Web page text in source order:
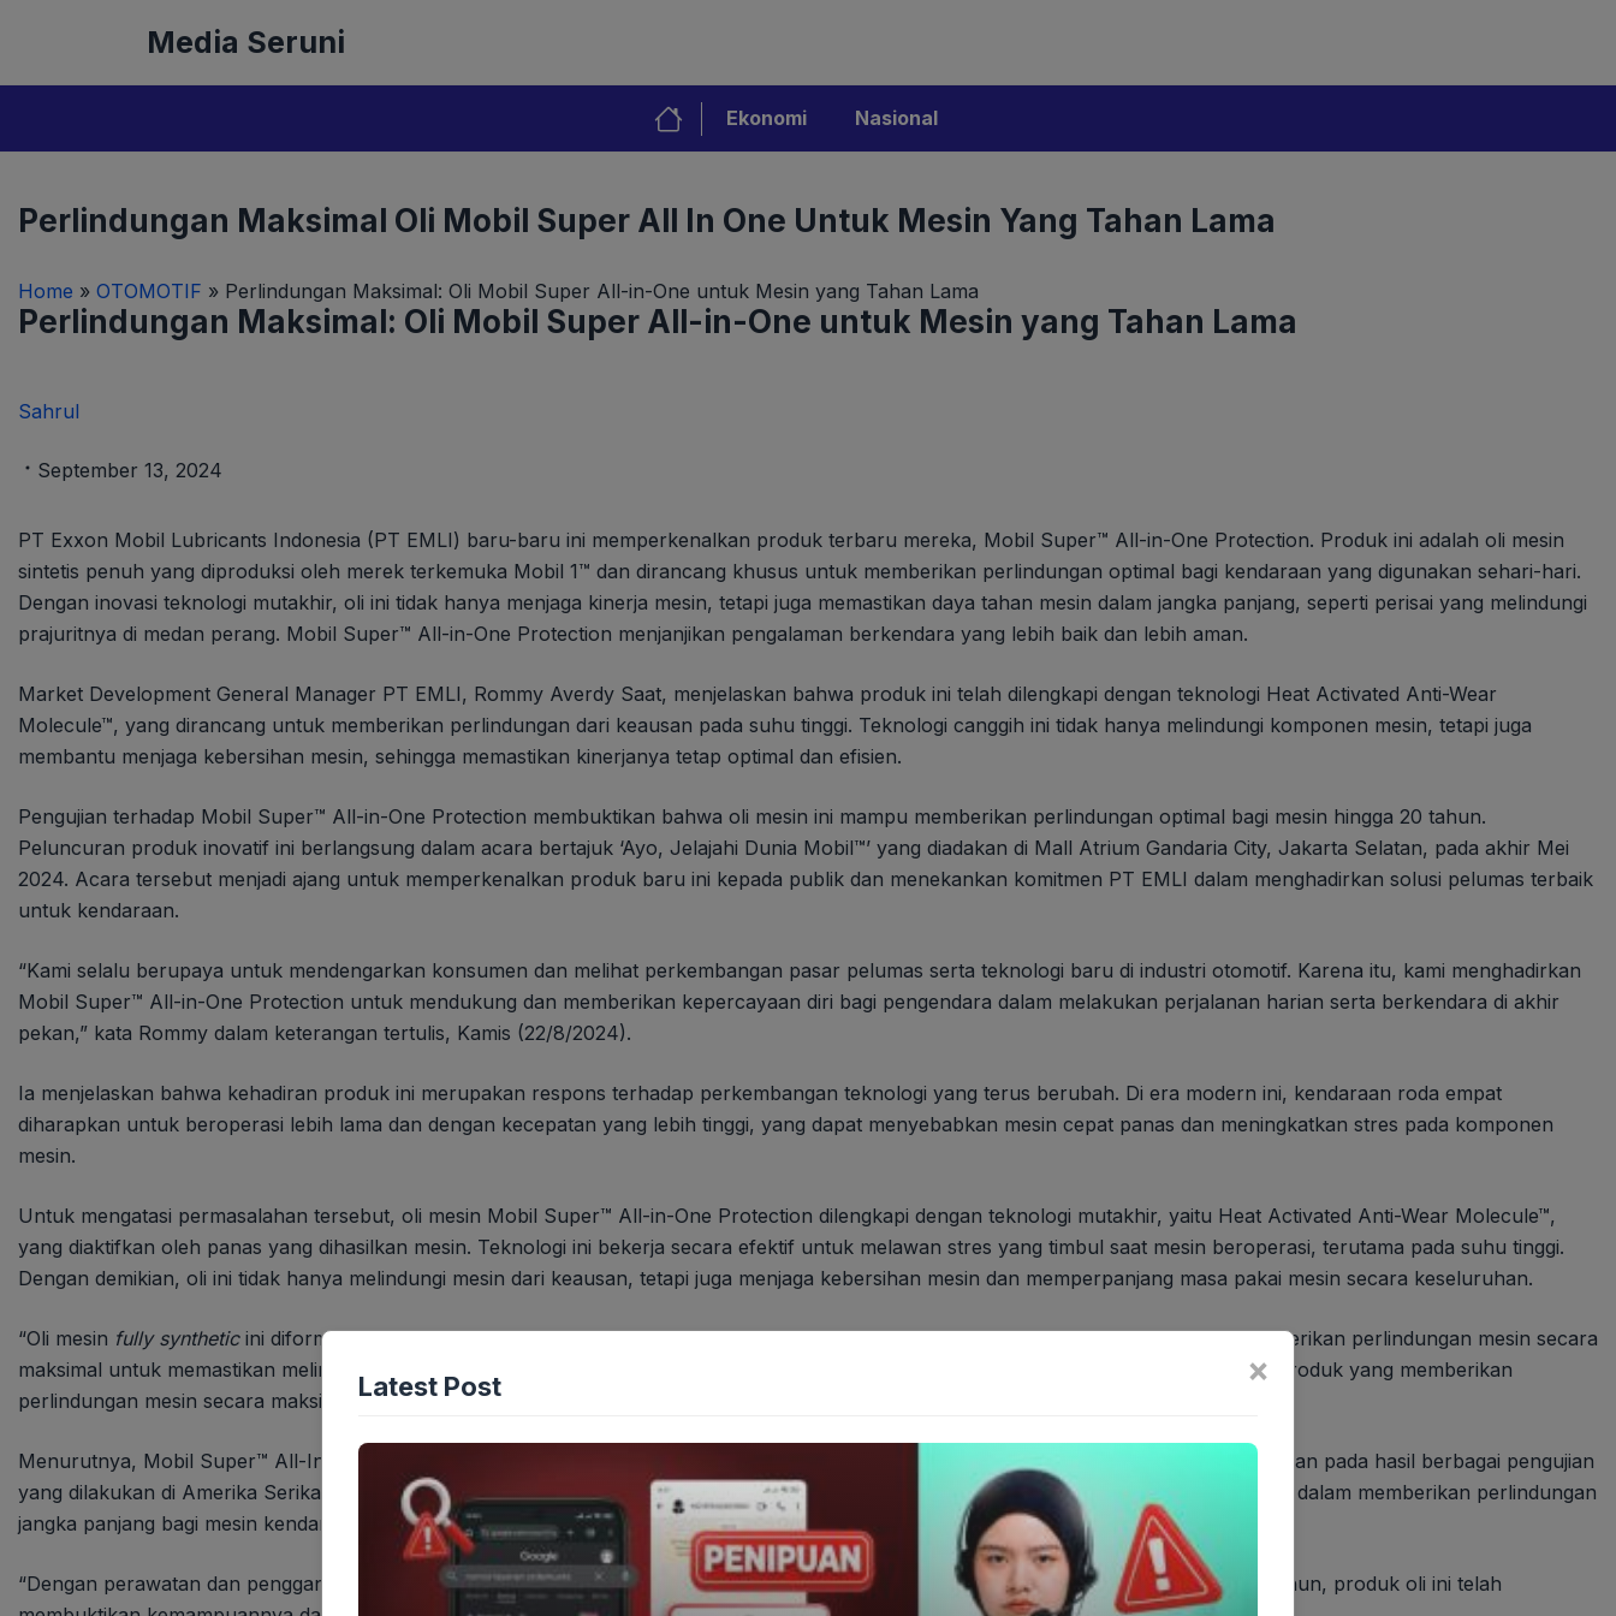
Media Seruni
Ekonomi Nasional
Perlindungan Maksimal Oli Mobil Super All In One Untuk Mesin Yang Tahan Lama
Home » OTOMOTIF » Perlindungan Maksimal: Oli Mobil Super All-in-One untuk Mesin yang Tahan Lama
Perlindungan Maksimal: Oli Mobil Super All-in-One untuk Mesin yang Tahan Lama
Sahrul
September 13, 2024
PT Exxon Mobil Lubricants Indonesia (PT EMLI) baru-baru ini memperkenalkan produk terbaru mereka, Mobil Super™ All-in-One Protection. Produk ini adalah oli mesin
sintetis penuh yang diproduksi oleh merek terkemuka Mobil 1™ dan dirancang khusus untuk memberikan perlindungan optimal bagi kendaraan yang digunakan sehari-hari.
Dengan inovasi teknologi mutakhir, oli ini tidak hanya menjaga kinerja mesin, tetapi juga memastikan daya tahan mesin dalam jangka panjang, seperti perisai yang melindungi
prajuritnya di medan perang. Mobil Super™ All-in-One Protection menjanjikan pengalaman berkendara yang lebih baik dan lebih aman.
Market Development General Manager PT EMLI, Rommy Averdy Saat, menjelaskan bahwa produk ini telah dilengkapi dengan teknologi Heat Activated Anti-Wear
Molecule™, yang dirancang untuk memberikan perlindungan dari keausan pada suhu tinggi. Teknologi canggih ini tidak hanya melindungi komponen mesin, tetapi juga
membantu menjaga kebersihan mesin, sehingga memastikan kinerjanya tetap optimal dan efisien.
Pengujian terhadap Mobil Super™ All-in-One Protection membuktikan bahwa oli mesin ini mampu memberikan perlindungan optimal bagi mesin hingga 20 tahun.
Peluncuran produk inovatif ini berlangsung dalam acara bertajuk ‘Ayo, Jelajahi Dunia Mobil™’ yang diadakan di Mall Atrium Gandaria City, Jakarta Selatan, pada akhir Mei
2024. Acara tersebut menjadi ajang untuk memperkenalkan produk baru ini kepada publik dan menekankan komitmen PT EMLI dalam menghadirkan solusi pelumas terbaik
untuk kendaraan.
“Kami selalu berupaya untuk mendengarkan konsumen dan melihat perkembangan pasar pelumas serta teknologi baru di industri otomotif. Karena itu, kami menghadirkan
Mobil Super™ All-in-One Protection untuk mendukung dan memberikan kepercayaan diri bagi pengendara dalam melakukan perjalanan harian serta berkendara di akhir
pekan,” kata Rommy dalam keterangan tertulis, Kamis (22/8/2024).
Ia menjelaskan bahwa kehadiran produk ini merupakan respons terhadap perkembangan teknologi yang terus berubah. Di era modern ini, kendaraan roda empat
diharapkan untuk beroperasi lebih lama dan dengan kecepatan yang lebih tinggi, yang dapat menyebabkan mesin cepat panas dan meningkatkan stres pada komponen
mesin.
Untuk mengatasi permasalahan tersebut, oli mesin Mobil Super™ All-in-One Protection dilengkapi dengan teknologi mutakhir, yaitu Heat Activated Anti-Wear Molecule™,
yang diaktifkan oleh panas yang dihasilkan mesin. Teknologi ini bekerja secara efektif untuk melawan stres yang timbul saat mesin beroperasi, terutama pada suhu tinggi.
Dengan demikian, oli ini tidak hanya melindungi mesin dari keausan, tetapi juga menjaga kebersihan mesin dan memperpanjang masa pakai mesin secara keseluruhan.
“Oli mesin fully synthetic ini diformulasikan untuk melindungi mesin di segala kondisi berkendara. Mobil Super™ All-in-One Protection memberikan perlindungan mesin secara
maksimal untuk memastikan melindungi mesin selama bertahun-tahun. Dengan produk ini, kami berkomitmen untuk menawarkan inovasi produk yang memberikan
perlindungan mesin secara maksimal,” tuturnya.
Menurutnya, Mobil Super™ All-In-One Protection memiliki kemampuan untuk melindungi mesin kendaraan hingga 20 tahun. Hal ini didasarkan pada hasil berbagai pengujian
yang dilakukan di Amerika Serikat dalam kondisi terkontrol. Dengan melalui serangkaian uji coba yang ketat, produk ini telah terbukti efektif dalam memberikan perlindungan
jangka panjang bagi mesin kendaraan.
“Dengan perawatan dan penggantian oli yang dilakukan secara rutin selama 20 tahun dan jarak tempuh kendaraan sekitar 9.300 mil per tahun, produk oli ini telah
×
Latest Post